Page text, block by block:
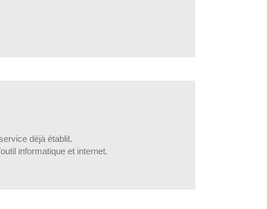
déjà établit.
informatique et internet.